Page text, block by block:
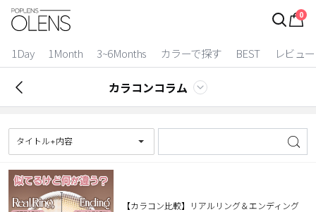
0
1Day 1Month 3~6Months カラーで探す BEST レビュー
ログイン
カラコン比較
今月限定特典
ベスト
カラコン
装着期間
カラコンコラム
タイトル+内容
【カラコン比較】リアルリング＆エンディング